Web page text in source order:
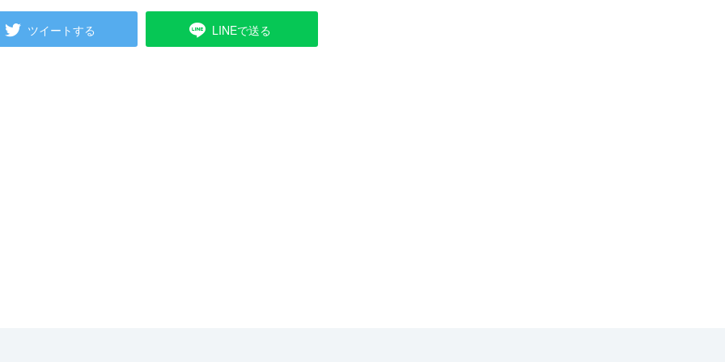
ツイートする LINEで送る